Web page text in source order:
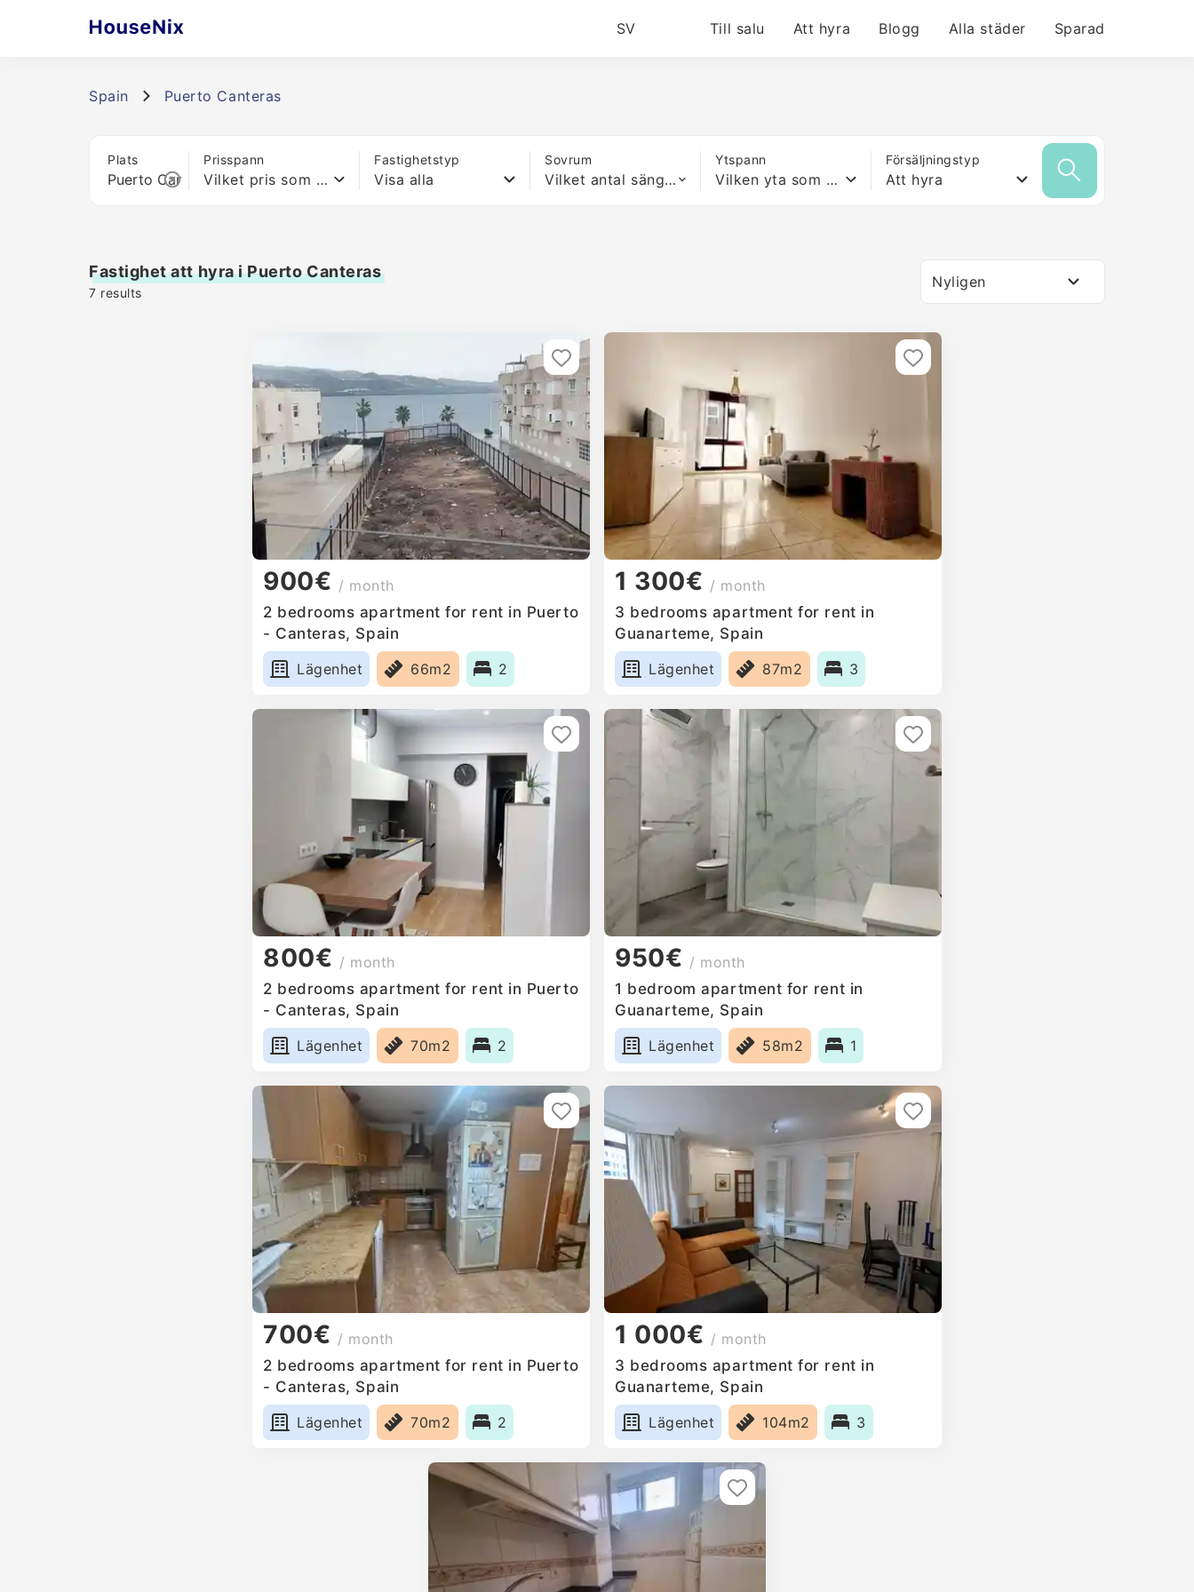
SV Till salu Att hyra Blogg Alla städer Sparad
Spain Puerto Canteras
Plats Prisspann
Vilket pris som helst
Fastighetstyp
Visa alla
Sovrum
Vilket antal sängar som helst
Ytspann
Vilken yta som helst
Försäljningstyp
Att hyra
Fastighet att hyra i Puerto Canteras
7 results
Nyligen
900€ / month
2 bedrooms apartment for rent in Puerto
- Canteras, Spain
Lägenhet
66m2 2
1 300€ / month
3 bedrooms apartment for rent in
Guanarteme, Spain
Lägenhet
87m2 3
800€ / month
2 bedrooms apartment for rent in Puerto
- Canteras, Spain
Lägenhet
70m2 2
950€ / month
1 bedroom apartment for rent in
Guanarteme, Spain
Lägenhet
58m2 1
700€ / month
2 bedrooms apartment for rent in Puerto
- Canteras, Spain
Lägenhet
70m2 2
1 000€ / month
3 bedrooms apartment for rent in
Guanarteme, Spain
Lägenhet
104m2 3